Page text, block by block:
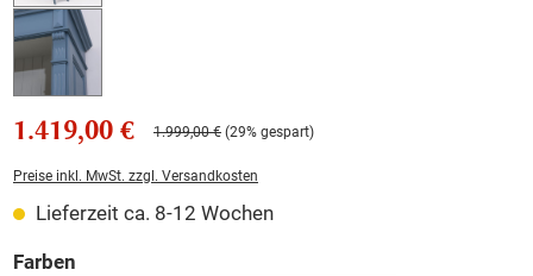
1.419,00 € 1.999,00 € (29% gespart)
Preise inkl. MwSt. zzgl. Versandkosten
Lieferzeit ca. 8-12 Wochen
Farben